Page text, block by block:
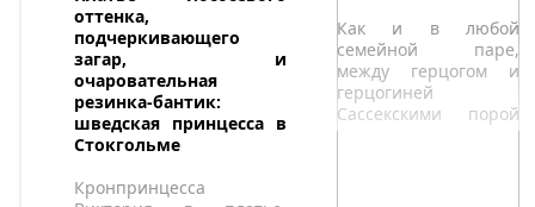
Как и в любой
семейной паре,
между герцогом и
герцогиней
Сассекскими порой
проявляется
оттенка,
подчеркивающего
загар, и
очаровательная
резинка-бантик:
шведская принцесса в
Стокгольме
Кронпринцесса